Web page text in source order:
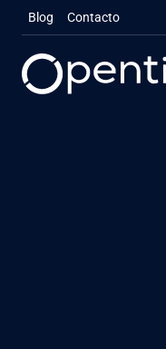
Saltar
contenido
Blog Contacto